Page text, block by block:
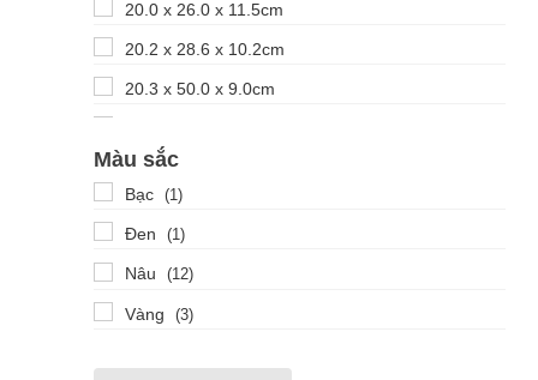
20.0 x 26.0 x 11.5cm
20.2 x 28.6 x 10.2cm
20.3 x 50.0 x 9.0cm
22.5 x 29.0 x 15.5cm
25.5 x 26.5 x 10.2cm
26.5 x 26.5 x 4.5cm
26.7 x 20.5 x 10.0cm
29.0 x 29.0 x 4.8cm
29.8 x 4.8cm
Màu sắc
Bạc (1)
Đen (1)
Nâu (12)
Vàng (3)